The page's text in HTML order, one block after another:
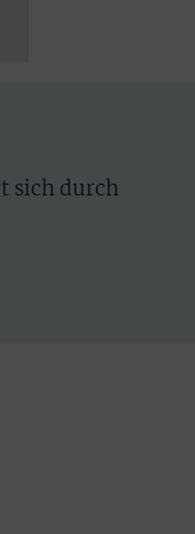
sich durch